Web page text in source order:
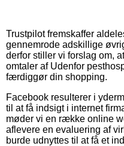
Trustpilot fremskaffer
gennemrode adskillige
derfor stiller vi forslag om,
omtaler af Udenfor
færdiggør din shopping.
Facebook resulterer i
til at få indsigt i internet
møder vi en række online
aflevere en evaluering af
burde udnyttes til at få et